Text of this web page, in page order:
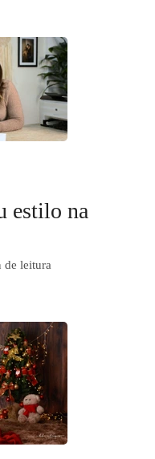
estilo na
de leitura